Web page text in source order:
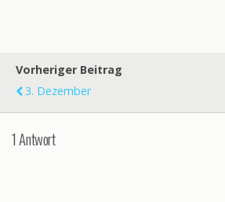
Vorheriger Beitrag
3. Dezember
1 Antwort